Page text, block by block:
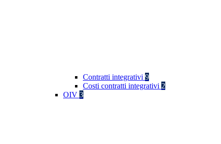
Contratti integrativi 9
Costi contratti integrativi 2
OIV 3